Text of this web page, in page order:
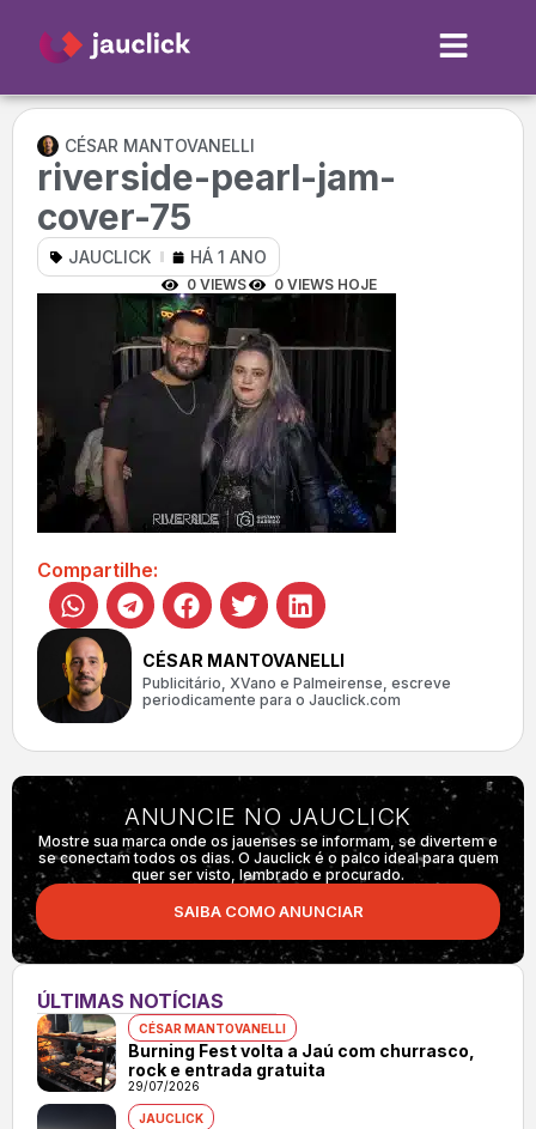
CÉSAR MANTOVANELLI
riverside-pearl-jam-
cover-75
JAUCLICK HÁ 1 ANO
0 VIEWS 0 VIEWS HOJE
Compartilhe:
CÉSAR MANTOVANELLI
Publicitário, XVano e Palmeirense, escreve
periodicamente para o Jauclick.com
ANUNCIE NO JAUCLICK
Mostre sua marca onde os jauenses se informam, se divertem e
se conectam todos os dias. O Jauclick é o palco ideal para quem
quer ser visto, lembrado e procurado.
SAIBA COMO ANUNCIAR
ÚLTIMAS NOTÍCIAS
CÉSAR MANTOVANELLI
Burning Fest volta a Jaú com churrasco,
rock e entrada gratuita
29/07/2026
JAUCLICK